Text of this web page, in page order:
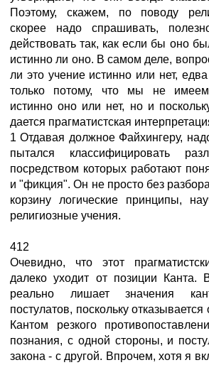
Поэтому, скажем, по поводу
скорее надо спрашивать,
действовать так, как если бы оно
истинно ли оно. В самом деле,
ли это учение истинно или нет,
только потому, что мы не имеем
истинно оно или нет, но и
дается прагматистская
1 Отдавая должное Файхингеру,
пытался классифицировать
посредством которых работают
и "фикция". Он не просто без
корзину логические принципы,
религиозные учения.
412
Очевидно, что этот
далеко уходит от позиции
реально лишает значения
постулатов, поскольку отказывается
Кантом резкого
познания, с одной стороны, и
закона - с другой. Впрочем, хотя я